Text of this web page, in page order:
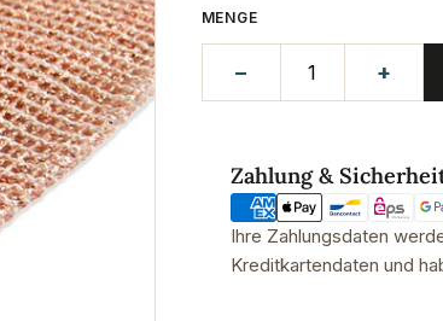
MENGE
− +
Zahlung &
Zahlungsmethoden
Ihre Zahlungsdaten
Kreditkartendaten und